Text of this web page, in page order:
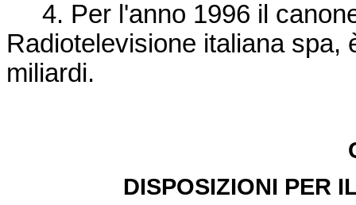
4. Per l'anno 1996 il
Radiotelevisione italiana spa,
miliardi.
DISPOSIZIONI PER